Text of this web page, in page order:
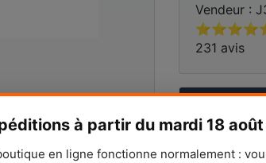
à partir du mardi 18 août
en ligne fonctionne normalement :
Vendeur :
231 avis
POSER